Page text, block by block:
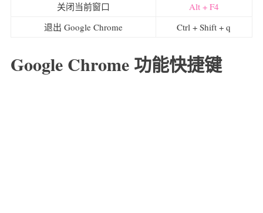
关闭当前窗口
Alt + F4
退出 Google Chrome
Ctrl + Shift + q
Google Chrome 功能快捷键